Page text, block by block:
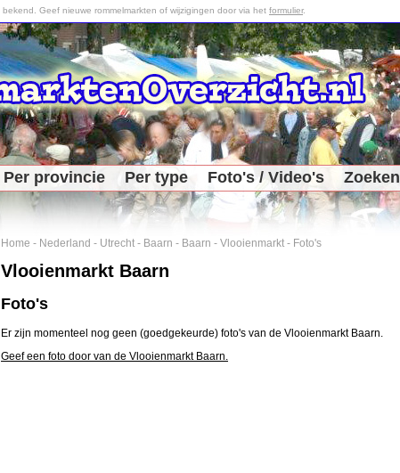
bekend. Geef nieuwe rommelmarkten of wijzigingen door via het formulier.
Per provincie Per type Foto's / Video's Zoeken
Home - Nederland - Utrecht - Baarn - Baarn - Vlooienmarkt - Foto's
Vlooienmarkt Baarn
Foto's
Er zijn momenteel nog geen (goedgekeurde) foto's van de Vlooienmarkt Baarn.
Geef een foto door van de Vlooienmarkt Baarn.